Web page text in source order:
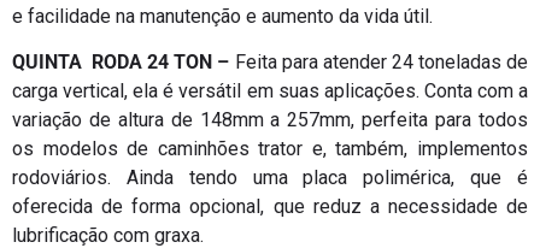
e facilidade na manutenção e aumento da vida útil.
QUINTA RODA 24 TON – Feita para atender 24 toneladas de
carga vertical, ela é versátil em suas aplicações. Conta com a
variação de altura de 148mm a 257mm, perfeita para todos
os modelos de caminhões trator e, também, implementos
rodoviários. Ainda tendo uma placa polimérica, que é
oferecida de forma opcional, que reduz a necessidade de
lubrificação com graxa.